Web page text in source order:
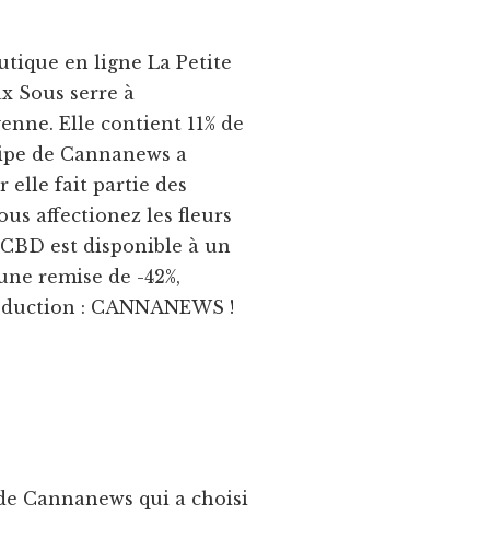
en ligne La Petite
Sous serre à
Elle contient 11% de
de Cannanews a
elle fait partie des
affectionez les fleurs
est disponible à un
remise de -42%,
: CANNANEWS !
Cannanews qui a choisi